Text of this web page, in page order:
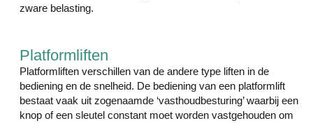
zware belasting.
Platformliften
Platformliften verschillen van de andere type liften in de
bediening en de snelheid. De bediening van een platformlift
bestaat vaak uit zogenaamde ‘vasthoudbesturing’ waarbij een
knop of een sleutel constant moet worden vastgehouden om